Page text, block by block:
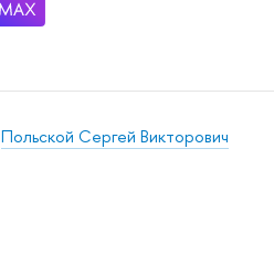
Польской Сергей Викторович